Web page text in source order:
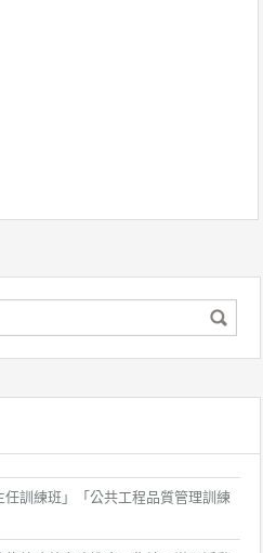
訓練班」「公共工程品質管理訓練